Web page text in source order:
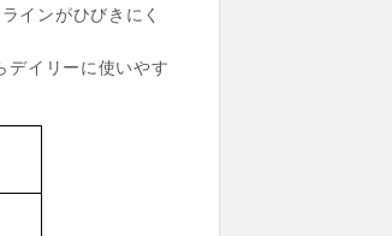
インがひびきにく
デイリーに使いやす